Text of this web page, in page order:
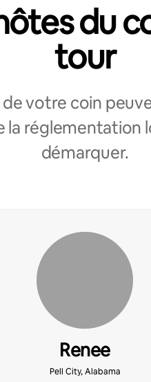
du
tour
votre coin
la réglementation
démarquer.
Renee
Pell City, Alabama